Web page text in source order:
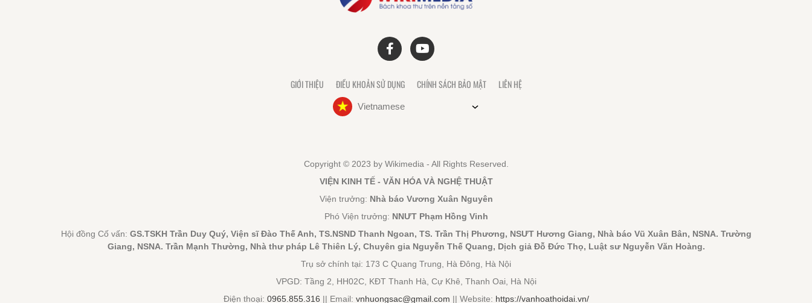
GIỚI THIỆU ĐIỀU KHOẢN SỬ DỤNG CHÍNH SÁCH BẢO MẬT LIÊN HỆ
Vietnamese
Copyright © 2023 by Wikimedia - All Rights Reserved.
VIỆN KINH TẾ - VĂN HÓA VÀ NGHỆ THUẬT
Viện trưởng: Nhà báo Vương Xuân Nguyên
Phó Viện trưởng: NNƯT Phạm Hồng Vinh
Hội đồng Cố vấn: GS.TSKH Trần Duy Quý, Viện sĩ Đào Thế Anh, TS.NSND Thanh Ngoan, TS. Trần Thị Phương, NSƯT Hương Giang, Nhà báo Vũ Xuân Bân, NSNA. Trường
Giang, NSNA. Trần Mạnh Thường, Nhà thư pháp Lê Thiên Lý, Chuyên gia Nguyễn Thế Quang, Dịch giả Đỗ Đức Thọ, Luật sư Nguyễn Văn Hoàng.
Trụ sở chính tại: 173 C Quang Trung, Hà Đông, Hà Nội
VPGD: Tầng 2, HH02C, KĐT Thanh Hà, Cự Khê, Thanh Oai, Hà Nội
Điện thoại: 0965.855.316 || Email: vnhuongsac@gmail.com || Website: https://vanhoathoidai.vn/